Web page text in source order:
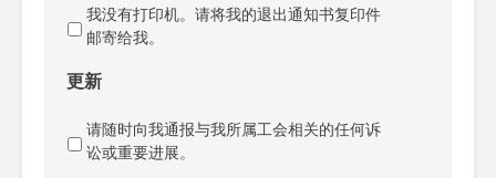
我没有打印机。请将我的退出通知书复印件
邮寄给我。
更新
请随时向我通报与我所属工会相关的任何诉
讼或重要进展。